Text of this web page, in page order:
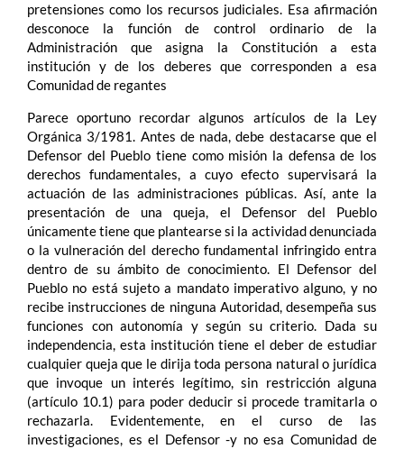
pretensiones como los recursos judiciales. Esa afirmación
desconoce la función de control ordinario de la
Administración que asigna la Constitución a esta
institución y de los deberes que corresponden a esa
Comunidad de regantes
Parece oportuno recordar algunos artículos de la Ley
Orgánica 3/1981. Antes de nada, debe destacarse que el
Defensor del Pueblo tiene como misión la defensa de los
derechos fundamentales, a cuyo efecto supervisará la
actuación de las administraciones públicas. Así, ante la
presentación de una queja, el Defensor del Pueblo
únicamente tiene que plantearse si la actividad denunciada
o la vulneración del derecho fundamental infringido entra
dentro de su ámbito de conocimiento. El Defensor del
Pueblo no está sujeto a mandato imperativo alguno, y no
recibe instrucciones de ninguna Autoridad, desempeña sus
funciones con autonomía y según su criterio. Dada su
independencia, esta institución tiene el deber de estudiar
cualquier queja que le dirija toda persona natural o jurídica
que invoque un interés legítimo, sin restricción alguna
(artículo 10.1) para poder deducir si procede tramitarla o
rechazarla. Evidentemente, en el curso de las
investigaciones, es el Defensor -y no esa Comunidad de